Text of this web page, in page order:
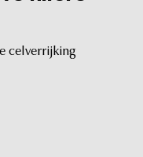
celverrijking